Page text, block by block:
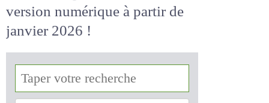
accessiblegratuitementdans
sa version numérique
de janvier 2026 !